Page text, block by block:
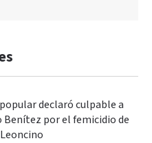
declaró culpable a
Benítez por el femicidio de